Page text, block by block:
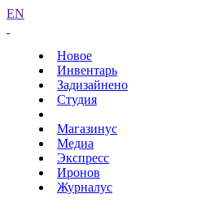
EN
Новое
Инвентарь
Задизайнено
Студия
Магазинус
Медиа
Экспресс
Иронов
Журналус